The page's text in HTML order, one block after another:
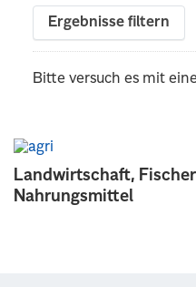
Landwirtschaft,
Nahrungsmittel
Ergebnisse filtern
Bitte versuch es mit